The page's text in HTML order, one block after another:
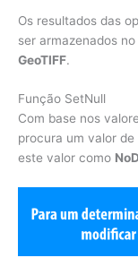
Os resultados das
ser armazenados
GeoTIFF.
Função SetNull
Com base nos
procura um valor
este valor como